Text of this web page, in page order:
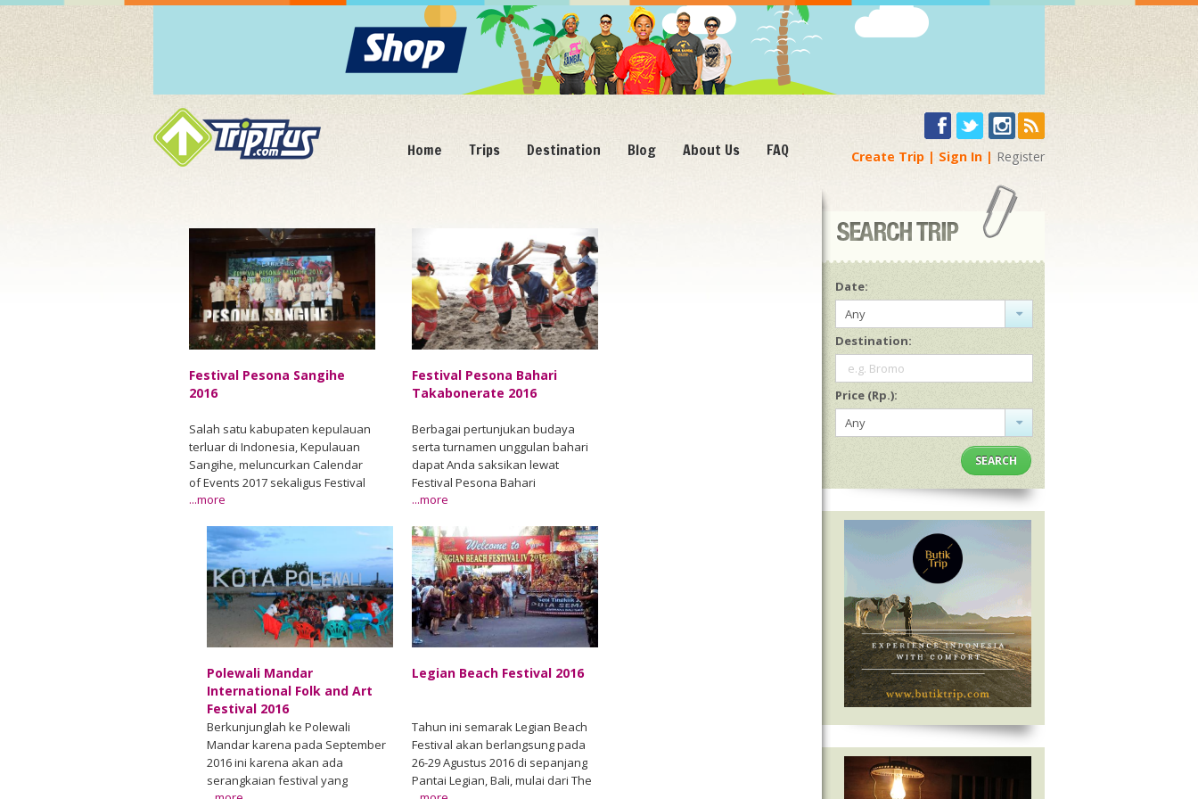
Home Trips Destination Blog About Us FAQ Create Trip Sign In Register
Festival Pesona Sangihe
2016
Salah satu kabupaten kepulauan
terluar di Indonesia, Kepulauan
Sangihe, meluncurkan Calendar
of Events 2017 sekaligus Festival
Pesona Sangihe 2016 yang akan
September 2016. Peluncuran
festival dan kalender wisata
tersebut merupakan komitmen
dan langkah awal penguatan
kerjasama Pemerintah Kabupaten
Kepulauan Sangihe Sulawesi
Utara bersama Kementerian
Pesona Sangihe 2016
dimeriahkan dengan pawai
budaya, penjemputan yacht rally,
pagelaran seni budaya berupa
termasuk musik oli dan tari salo,
inland tour, serta pameran
Pemerintah Kabupaten Sangihe.
...more
Festival Pesona Bahari
Takabonerate 2016
Berbagai pertunjukan budaya
serta turnamen unggulan bahari
dapat Anda saksikan lewat
Festival Pesona Bahari
Takabonerate yang
September2016 di Pulau
Takabonerate, Kepulauan
Selayar, Sulawesi Selatan. Para
penjelajah laut Indonesia dan
pecinta wisata bahari akan
menikmati alam serta budaya
Takabonerate, sekaligus bertemu
Indonesia yang berlayar dari
salah satu dari tiga kegiatan
internasional yang digelar Pemda
Kepulauan Selayar dalam
program Explore South Sulawesi
...more
Polewali Mandar
International Folk and Art
Festival 2016
Berkunjunglah ke Polewali
Mandar karena pada September
2016 ini karena akan ada
serangkaian festival yang
Legian Beach Festival 2016
Tahun ini semarak Legian Beach
Festival akan berlangsung pada
26-29 Agustus 2016 di sepanjang
Pantai Legian, Bali, mulai dari The
Date:
Any
Destination:
e.g. Bromo
Price (Rp.):
Any
SEARCH